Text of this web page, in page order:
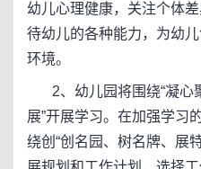
幼儿心理健康，关注个体
待幼儿的各种能力，为幼
环境。
2、幼儿园将围绕“凝心
展”开展学习。在加强学习
绕创“创名园、树名牌、展